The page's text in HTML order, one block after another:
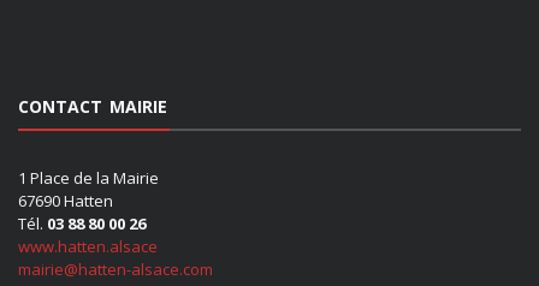
CONTACT MAIRIE
1 Place de la Mairie
67690 Hatten
Tél. 03 88 80 00 26
www.hatten.alsace
mairie@hatten-alsace.com